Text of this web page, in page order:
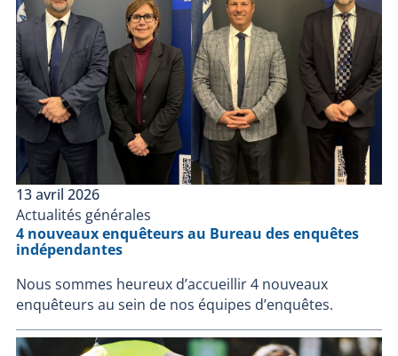
13 avril 2026
Actualités générales
4 nouveaux enquêteurs au Bureau des enquêtes
indépendantes
Nous sommes heureux d’accueillir 4 nouveaux
enquêteurs au sein de nos équipes d’enquêtes.